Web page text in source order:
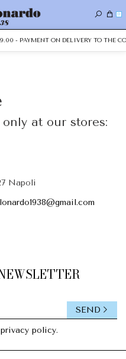
0
- PAYMENT ON DELIVERY TO THE
at our stores:
Napoli
policy.
SEND